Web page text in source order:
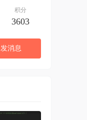
积分
3603
发消息